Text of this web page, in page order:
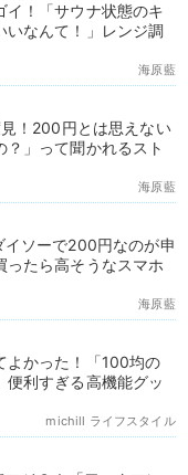
イ！「サウナ状態のキ
いなんて！」レンジ調
海原藍
！200円とは思えない
」って聞かれるスト
海原藍
イソーで200円なのが申
ったら高そうなスマホ
海原藍
よかった！「100均の
利すぎる高機能グッ
michill ライフスタイル